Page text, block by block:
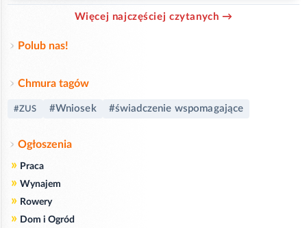
Więcej najczęściej czytanych →
Polub nas!
Chmura tagów
#ZUS #Wniosek #świadczenie wspomagające
Ogłoszenia
» Praca
» Wynajem
» Rowery
» Dom i Ogród